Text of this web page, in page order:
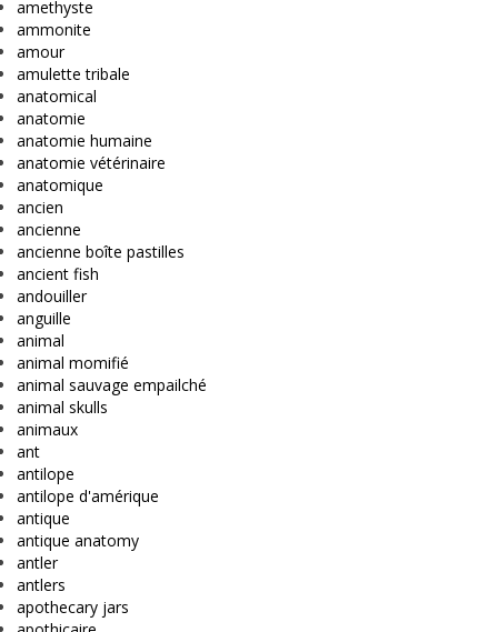
amethyste
ammonite
amour
amulette tribale
anatomical
anatomie
anatomie humaine
anatomie vétérinaire
anatomique
ancien
ancienne
ancienne boîte pastilles
ancient fish
andouiller
anguille
animal
animal momifié
animal sauvage empailché
animal skulls
animaux
ant
antilope
antilope d'amérique
antique
antique anatomy
antler
antlers
apothecary jars